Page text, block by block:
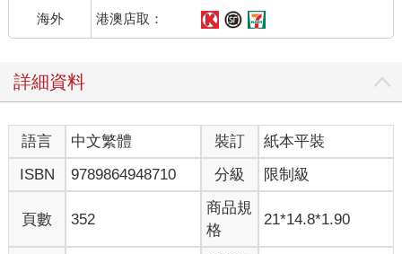
傑克森倚著我的辦公桌。「那麼可以接手我兩點的客人嗎？梅遜
要我幫他個忙。」傑克森說，同時惡劣地將我腳下的椅子拉走。
班，然後你一個小時前才悠哉悠哉地走進來，現在還要我接手你
的工作？」我瞇起眼睛問：「我連偵探技巧都不需要，就聞得出
「可能是我帶來當午餐的鮪魚。」梅遜一邊說，一邊拿出三明
治。他除了走進來、坐下，然後開始午休之外，完全什麼事都沒
幹。
「幸好你有錢。」我告訴他。
梅遜轉頭看我，似乎不太確定那是什麼意思，卻連問都懶得問──
那可能需要他用上腦子。不過多虧了他的貢獻，這間徵信社才能
海外 港澳店取：
詳細資料
語言 中文繁體 裝訂
紙本平裝
ISBN
9789864948710 分級 限制級
頁數 352
商品規
格
21*14.8*1.90